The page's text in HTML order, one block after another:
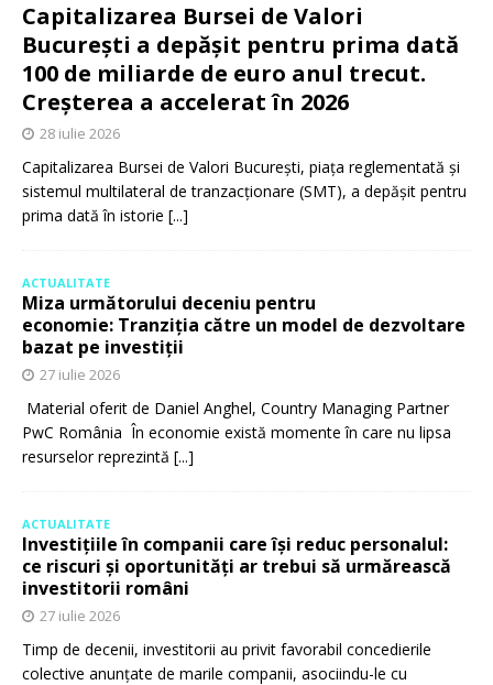
Capitalizarea Bursei de Valori
București a depășit pentru prima dată
100 de miliarde de euro anul trecut.
Creșterea a accelerat în 2026
28 iulie 2026
Capitalizarea Bursei de Valori București, piața reglementată și
sistemul multilateral de tranzacționare (SMT), a depășit pentru
prima dată în istorie [...]
ACTUALITATE
Miza următorului deceniu pentru
economie: Tranziția către un model de dezvoltare
bazat pe investiții
27 iulie 2026
Material oferit de Daniel Anghel, Country Managing Partner
PwC România În economie există momente în care nu lipsa
resurselor reprezintă [...]
ACTUALITATE
Investițiile în companii care își reduc personalul:
ce riscuri și oportunități ar trebui să urmărească
investitorii români
27 iulie 2026
Timp de decenii, investitorii au privit favorabil concedierile
colective anunțate de marile companii, asociindu-le cu